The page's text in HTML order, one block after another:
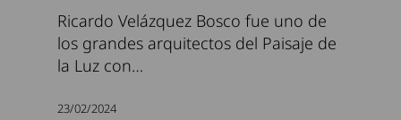
Ricardo Velázquez Bosco fue uno de
los grandes arquitectos del Paisaje de
la Luz con…
23/02/2024